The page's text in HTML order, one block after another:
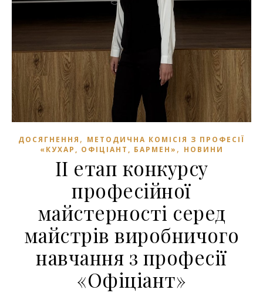
ДОСЯГНЕННЯ , МЕТОДИЧНА КОМІСІЯ З ПРОФЕСІЇ
«КУХАР, ОФІЦІАНТ, БАРМЕН» , НОВИНИ
ІІ етап конкурсу
професійної
майстерності серед
майстрів виробничого
навчання з професії
«Офіціант»